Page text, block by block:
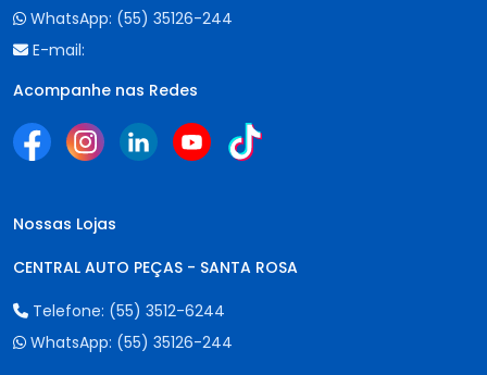
WhatsApp: (55) 35126-244
E-mail:
Acompanhe nas Redes
Nossas Lojas
CENTRAL AUTO PEÇAS - SANTA ROSA
Telefone: (55) 3512-6244
WhatsApp: (55) 35126-244